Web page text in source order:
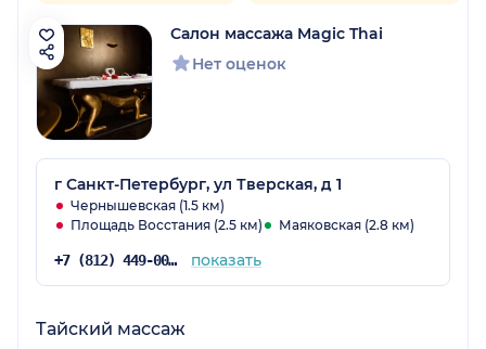
Салон массажа Magic Thai
Нет оценок
г Санкт-Петербург, ул Тверская, д 1
Чернышевская (1.5 км)
Площадь Восстания (2.5 км)
Маяковская (2.8 км)
+7 (812) 449-00-49 показать
Тайский массаж